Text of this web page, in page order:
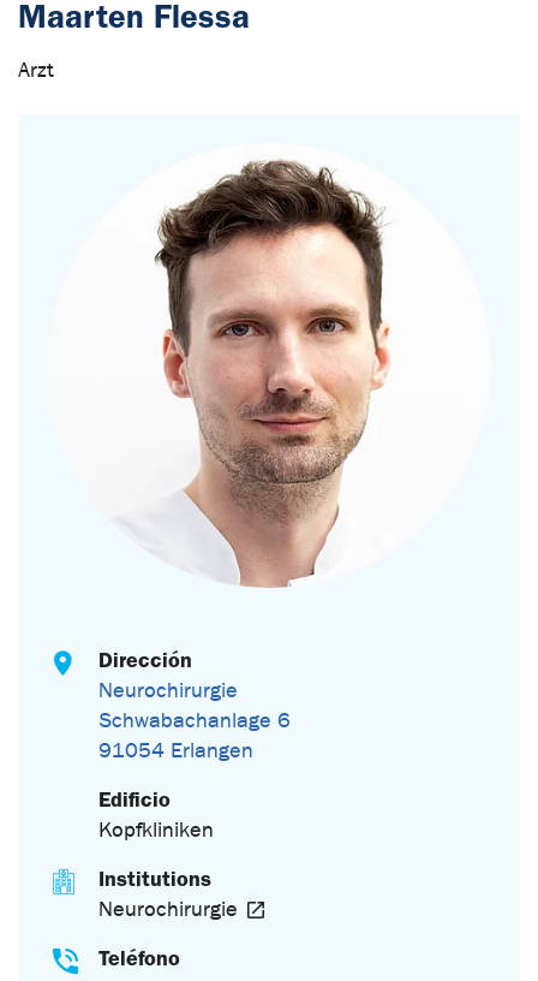
Maarten Flessa
Arzt
Dirección
Neurochirurgie
Schwabachanlage 6
91054 Erlangen
Edificio
Kopfkliniken
Institutions
Neurochirurgie
Teléfono